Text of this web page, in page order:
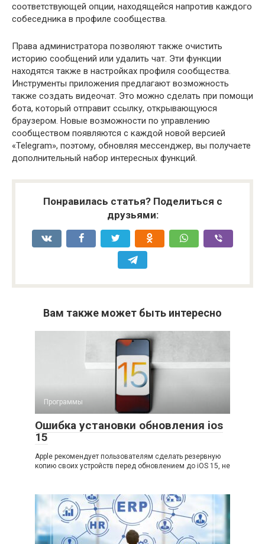
соответствующей опции, находящейся напротив каждого
собеседника в профиле сообщества.
Права администратора позволяют также очистить
историю сообщений или удалить чат. Эти функции
находятся также в настройках профиля сообщества.
Инструменты приложения предлагают возможность
также создать видеочат. Это можно сделать при помощи
бота, который отправит ссылку, открывающуюся
браузером. Новые возможности по управлению
сообществом появляются с каждой новой версией
«Telegram», поэтому, обновляя мессенджер, вы получаете
дополнительный набор интересных функций.
Понравилась статья? Поделиться с
друзьями:
Вам также может быть интересно
Программы
Ошибка установки обновления ios
15
Apple рекомендует пользователям сделать резервную
копию своих устройств перед обновлением до iOS 15, не